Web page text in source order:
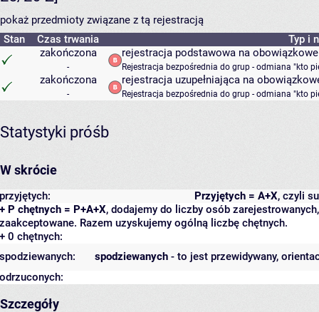
pokaż przedmioty związane z tą rejestracją
Stan
Czas trwania
Typ i
zakończona
-
rejestracja podstawowa na
Rejestracja bezpośrednia do grup - odmiana "kto
zakończona
-
rejestracja uzupełniająca na
Rejestracja bezpośrednia do grup - odmiana "kto
Statystyki próśb
W skrócie
Przyjętych = A+X, czyli
przyjętych:
+ P chętnych = P+A+X, dodajemy do liczby osób
zaakceptowane. Razem uzyskujemy ogólną liczbę chętnych.
+ 0 chętnych:
spodziewanych - to jest przewidywany,
spodziewanych:
odrzuconych:
Szczegóły